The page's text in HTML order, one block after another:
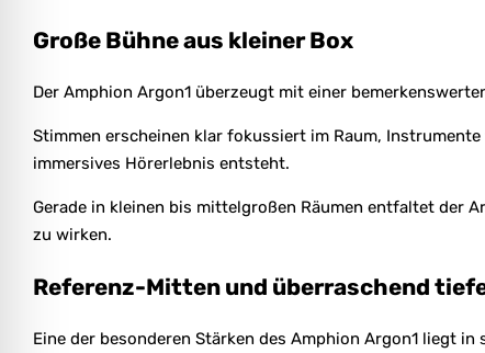
Große Bühne aus kleiner Box
Der Amphion Argon1 überzeugt mit einer
Stimmen erscheinen klar fokussiert im Raum,
immersives Hörerlebnis entsteht.
Gerade in kleinen bis mittelgroßen Räumen entfaltet der
zu wirken.
Referenz-Mitten und überraschend
Eine der besonderen Stärken des Amphion Argon1 liegt